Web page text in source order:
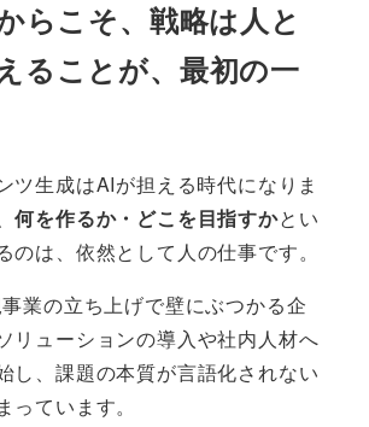
らこそ、戦略は人と
ることが、最初の一
ツ生成はAIが担える時代になりま
何を作るか・どこを目指すかとい
のは、依然として人の仕事です。
業の立ち上げで壁にぶつかる企
リューションの導入や社内人材へ
し、課題の本質が言語化されない
っています。